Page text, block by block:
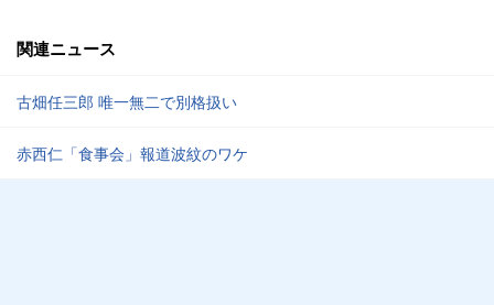
関連ニュース
古畑任三郎 唯一無二で別格扱い
赤西仁「食事会」報道波紋のワケ